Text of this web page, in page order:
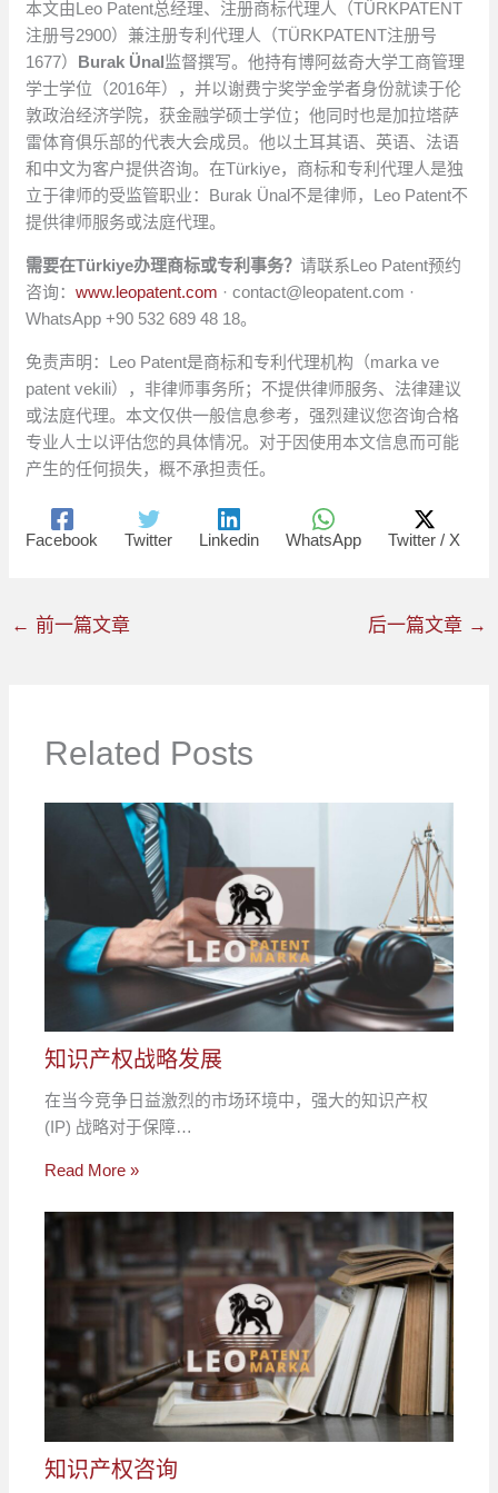
本文由Leo Patent总经理、注册商标代理人（TÜRKPATENT
注册号2900）兼注册专利代理人（TÜRKPATENT注册号
1677） Burak Ünal监督撰写。他持有博阿兹奇大学工商管理
学士学位（2016年），并以谢费宁奖学金学者身份就读于伦
敦政治经济学院，获金融学硕士学位；他同时也是加拉塔萨
雷体育俱乐部的代表大会成员。他以土耳其语、英语、法语
和中文为客户提供咨询。在Türkiye，商标和专利代理人是独
立于律师的受监管职业：Burak Ünal不是律师，Leo Patent不
提供律师服务或法庭代理。
需要在Türkiye办理商标或专利事务？请联系Leo Patent预约
咨询：www.leopatent.com ·contact@leopatent.com ·
WhatsApp +90 532 689 48 18。
免责声明：Leo Patent是商标和专利代理机构（marka ve
patent vekili），非律师事务所；不提供律师服务、法律建议
或法庭代理。本文仅供一般信息参考，强烈建议您咨询合格
专业人士以评估您的具体情况。对于因使用本文信息而可能
产生的任何损失，概不承担责任。
Facebook Twitter Linkedin WhatsApp Twitter / X
← 前一篇文章 后一篇文章 →
Related Posts
知识产权战略发展
在当今竞争日益激烈的市场环境中，强大的知识产权
(IP) 战略对于保障…
Read More »
知识产权咨询